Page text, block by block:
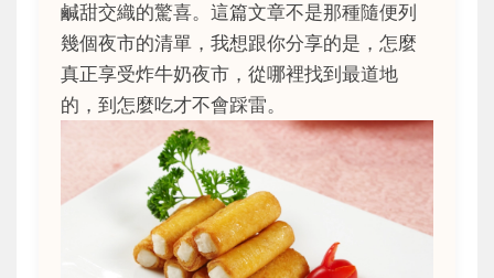
鹹甜交織的驚喜。這篇文章不是那種隨便列
幾個夜市的清單，我想跟你分享的是，怎麼
真正享受炸牛奶夜市，從哪裡找到最道地
的，到怎麼吃才不會踩雷。